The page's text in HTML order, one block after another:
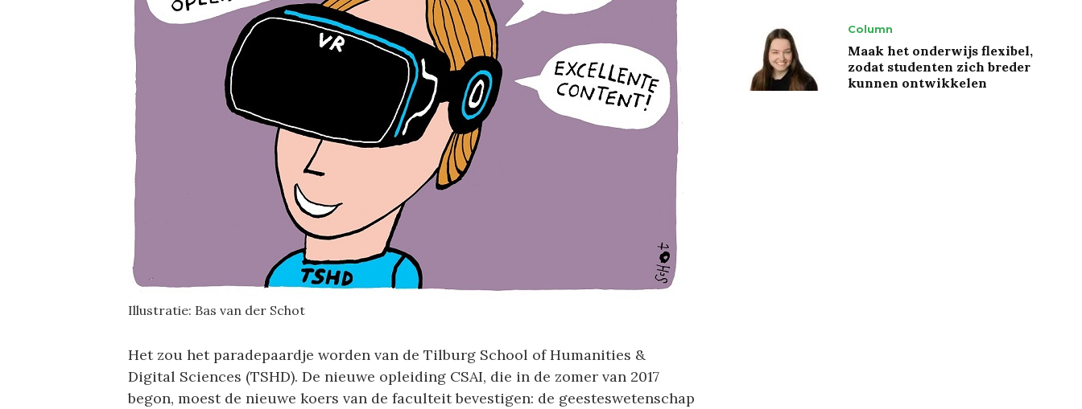
Illustratie: Bas van der Schot
Het zou het paradepaardje worden van de Tilburg School of Humanities &
Digital Sciences (TSHD). De nieuwe opleiding CSAI, die in de zomer van 2017
begon, moest de nieuwe koers van de faculteit bevestigen: de geesteswetenschap
Column
Maak het onderwijs flexibel,
zodat studenten zich breder
kunnen ontwikkelen